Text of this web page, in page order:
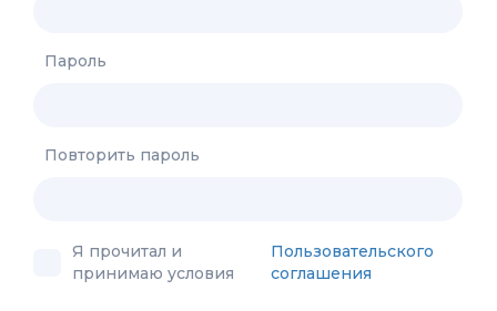
Пароль
Повторить пароль
Я прочитал и
принимаю условия
Пользовательского
соглашения